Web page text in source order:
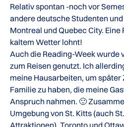
Relativ spontan -noch vor
andere deutsche Studenten
Montreal und Quebec City. Eine
kaltem Wetter lohnt!
Auch die Reading-Week wurde
zum Reisen genutzt. Ich
meine Hausarbeiten, um später
Familie zu haben, die meine
Anspruch nahmen. 🙂
Umgebung von St. Kitts (auch
Attraktionen), Toronto und